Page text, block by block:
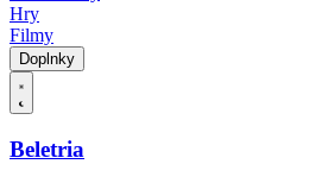
Hry
Filmy
Doplnky
Beletria